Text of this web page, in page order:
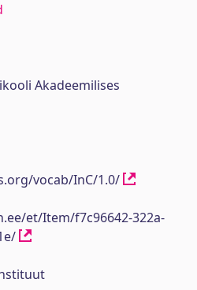
Akadeemilises
vocab/InC/1.0/
et/Item/f7c96642-322a-